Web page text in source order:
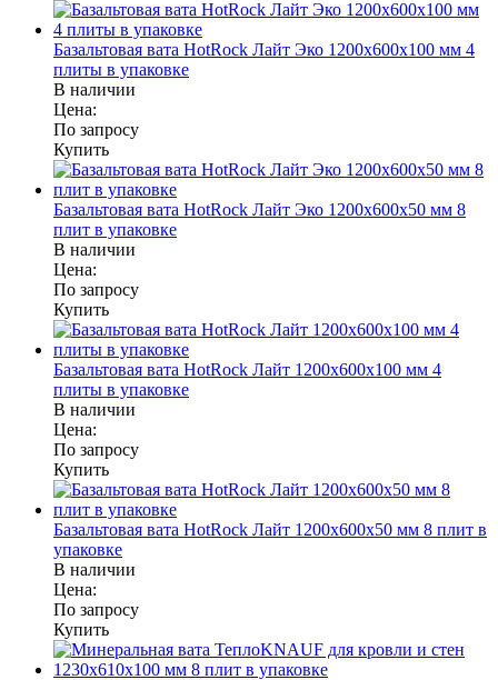
Базальтовая вата HotRock Лайт Эко 1200x600x100 мм 4
плиты в упаковке
В наличии
Цена:
По запросу
Купить
Базальтовая вата HotRock Лайт Эко 1200x600x50 мм 8
плит в упаковке
В наличии
Цена:
По запросу
Купить
Базальтовая вата HotRock Лайт 1200x600x100 мм 4
плиты в упаковке
В наличии
Цена:
По запросу
Купить
Базальтовая вата HotRock Лайт 1200x600x50 мм 8 плит в
упаковке
В наличии
Цена:
По запросу
Купить